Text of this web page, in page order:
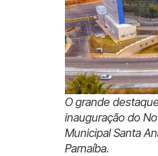
O grande
inauguração do
Municipal Santa
Parnaíba.